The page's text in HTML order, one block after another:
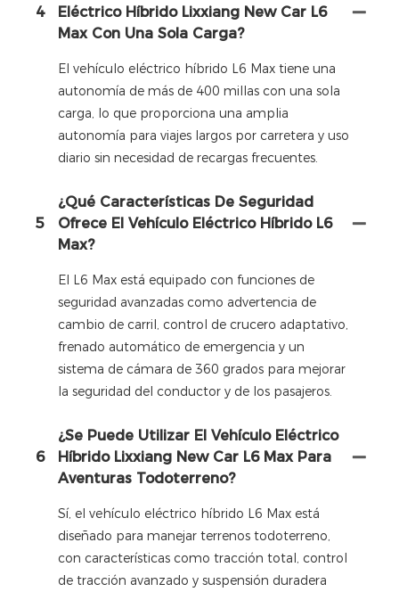
4
Eléctrico Híbrido Lixxiang New Car L6
Max Con Una Sola Carga?
El vehículo eléctrico híbrido L6 Max tiene una
autonomía de más de 400 millas con una sola
carga, lo que proporciona una amplia
autonomía para viajes largos por carretera y uso
diario sin necesidad de recargas frecuentes.
5
¿Qué Características De Seguridad
Ofrece El Vehículo Eléctrico Híbrido L6
Max?
El L6 Max está equipado con funciones de
seguridad avanzadas como advertencia de
cambio de carril, control de crucero adaptativo,
frenado automático de emergencia y un
sistema de cámara de 360 ​​grados para mejorar
la seguridad del conductor y de los pasajeros.
6
¿Se Puede Utilizar El Vehículo Eléctrico
Híbrido Lixxiang New Car L6 Max Para
Aventuras Todoterreno?
Sí, el vehículo eléctrico híbrido L6 Max está
diseñado para manejar terrenos todoterreno,
con características como tracción total, control
de tracción avanzado y suspensión duradera